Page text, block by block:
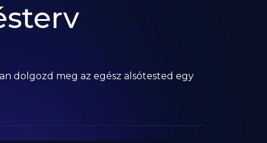
dolgozd meg az egész alsótested egy